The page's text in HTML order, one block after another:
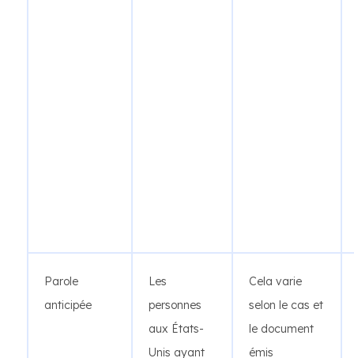
Parole
anticipée
Les
personnes
aux États-
Unis ayant
Cela varie
selon le cas et
le document
émis